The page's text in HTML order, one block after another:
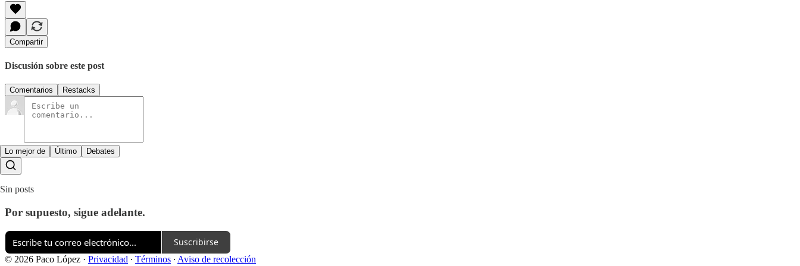
Compartir
Discusión sobre este post
Comentarios Restacks
Lo mejor de Último Debates
Sin posts
Por supuesto, sigue adelante.
Suscribirse
© 2026 Paco López · Privacidad ∙ Términos ∙ Aviso de recolección